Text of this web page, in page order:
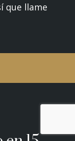
que llame